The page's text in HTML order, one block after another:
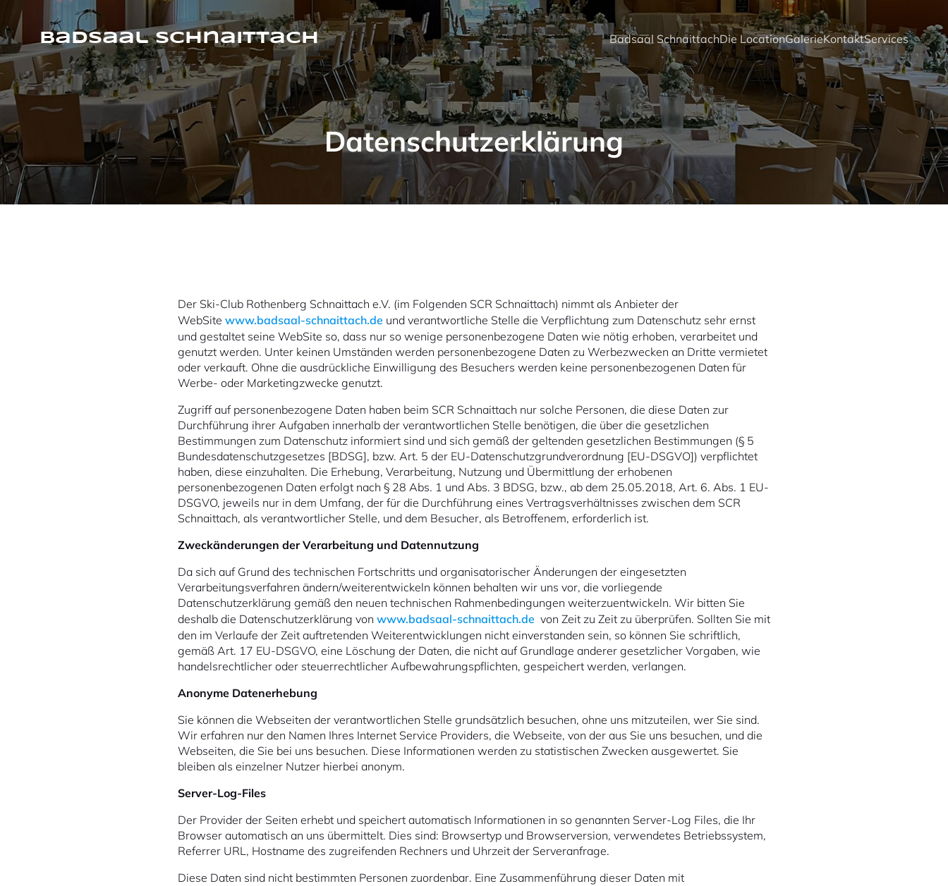
Badsaal Schnaittach Badsaal SchnaittachDie LocationGalerieKontaktServices
Datenschutzerklärung
Der Ski-Club Rothenberg Schnaittach e.V. (im Folgenden SCR Schnaittach) nimmt als Anbieter der
WebSite www.badsaal-schnaittach.de und verantwortliche Stelle die Verpflichtung zum Datenschutz sehr ernst
und gestaltet seine WebSite so, dass nur so wenige personenbezogene Daten wie nötig erhoben, verarbeitet und
genutzt werden. Unter keinen Umständen werden personenbezogene Daten zu Werbezwecken an Dritte vermietet
oder verkauft. Ohne die ausdrückliche Einwilligung des Besuchers werden keine personenbezogenen Daten für
Werbe- oder Marketingzwecke genutzt.
Zugriff auf personenbezogene Daten haben beim SCR Schnaittach nur solche Personen, die diese Daten zur
Durchführung ihrer Aufgaben innerhalb der verantwortlichen Stelle benötigen, die über die gesetzlichen
Bestimmungen zum Datenschutz informiert sind und sich gemäß der geltenden gesetzlichen Bestimmungen (§ 5
Bundesdatenschutzgesetzes [BDSG], bzw. Art. 5 der EU-Datenschutzgrundverordnung [EU-DSGVO]) verpflichtet
haben, diese einzuhalten. Die Erhebung, Verarbeitung, Nutzung und Übermittlung der erhobenen
personenbezogenen Daten erfolgt nach § 28 Abs. 1 und Abs. 3 BDSG, bzw., ab dem 25.05.2018, Art. 6. Abs. 1 EU-
DSGVO, jeweils nur in dem Umfang, der für die Durchführung eines Vertragsverhältnisses zwischen dem SCR
Schnaittach, als verantwortlicher Stelle, und dem Besucher, als Betroffenem, erforderlich ist.
Zweckänderungen der Verarbeitung und Datennutzung
Da sich auf Grund des technischen Fortschritts und organisatorischer Änderungen der eingesetzten
Verarbeitungsverfahren ändern/weiterentwickeln können behalten wir uns vor, die vorliegende
Datenschutzerklärung gemäß den neuen technischen Rahmenbedingungen weiterzuentwickeln. Wir bitten Sie
deshalb die Datenschutzerklärung von www.badsaal-schnaittach.de von Zeit zu Zeit zu überprüfen. Sollten Sie mit
den im Verlaufe der Zeit auftretenden Weiterentwicklungen nicht einverstanden sein, so können Sie schriftlich,
gemäß Art. 17 EU-DSGVO, eine Löschung der Daten, die nicht auf Grundlage anderer gesetzlicher Vorgaben, wie
handelsrechtlicher oder steuerrechtlicher Aufbewahrungspflichten, gespeichert werden, verlangen.
Anonyme Datenerhebung
Sie können die Webseiten der verantwortlichen Stelle grundsätzlich besuchen, ohne uns mitzuteilen, wer Sie sind.
Wir erfahren nur den Namen Ihres Internet Service Providers, die Webseite, von der aus Sie uns besuchen, und die
Webseiten, die Sie bei uns besuchen. Diese Informationen werden zu statistischen Zwecken ausgewertet. Sie
bleiben als einzelner Nutzer hierbei anonym.
Server-Log-Files
Der Provider der Seiten erhebt und speichert automatisch Informationen in so genannten Server-Log Files, die Ihr
Browser automatisch an uns übermittelt. Dies sind: Browsertyp und Browserversion, verwendetes Betriebssystem,
Referrer URL, Hostname des zugreifenden Rechners und Uhrzeit der Serveranfrage.
Diese Daten sind nicht bestimmten Personen zuordenbar. Eine Zusammenführung dieser Daten mit